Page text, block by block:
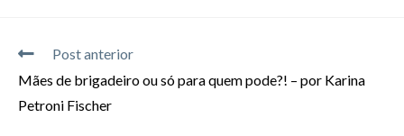
Post anterior
Mães de brigadeiro ou só para quem pode?! – por Karina
Petroni Fischer